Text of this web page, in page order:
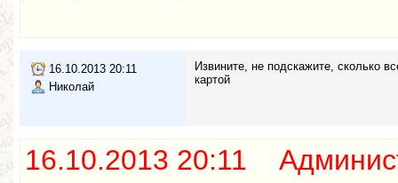
16.10.2013 20:11
Николай
Извините, не подскажите, сколько
картой
16.10.2013 20:11